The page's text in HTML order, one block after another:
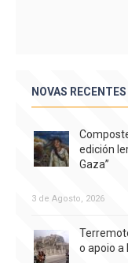
NOVAS RECENTES
edición
Gaza”
3 de Agosto, 2026
o apoio a